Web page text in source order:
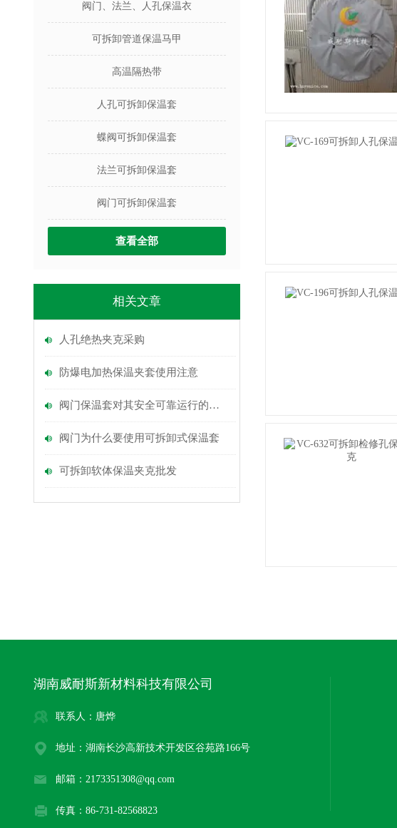
阀门、法兰、人孔保温衣
可拆卸管道保温马甲
高温隔热带
人孔可拆卸保温套
蝶阀可拆卸保温套
法兰可拆卸保温套
阀门可拆卸保温套
查看全部
相关文章
人孔绝热夹克采购
防爆电加热保温夹套使用注意
阀门保温套对其安全可靠运行的影响
阀门为什么要使用可拆卸式保温套
可拆卸软体保温夹克批发
湖南威耐斯新材料科技有限公司
联系人：唐烨
地址：湖南长沙高新技术开发区谷苑路166号
邮箱：2173351308@qq.com
传真：86-731-82568823